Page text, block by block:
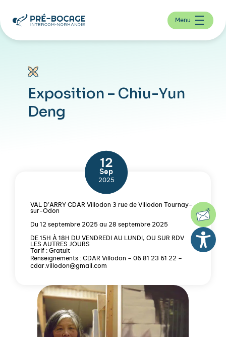
Menu
Exposition – Chiu-Yun
Deng
12
Sep
2025
VAL D’ARRY CDAR Villodon 3 rue de Villodon Tournay-
sur-Odon
Du 12 septembre 2025 au 28 septembre 2025
DE 15H À 18H DU VENDREDI AU LUNDI, OU SUR RDV
LES AUTRES JOURS
Tarif : Gratuit
Renseignements : CDAR Villodon – 06 81 23 61 22 –
cdar.villodon@gmail.com